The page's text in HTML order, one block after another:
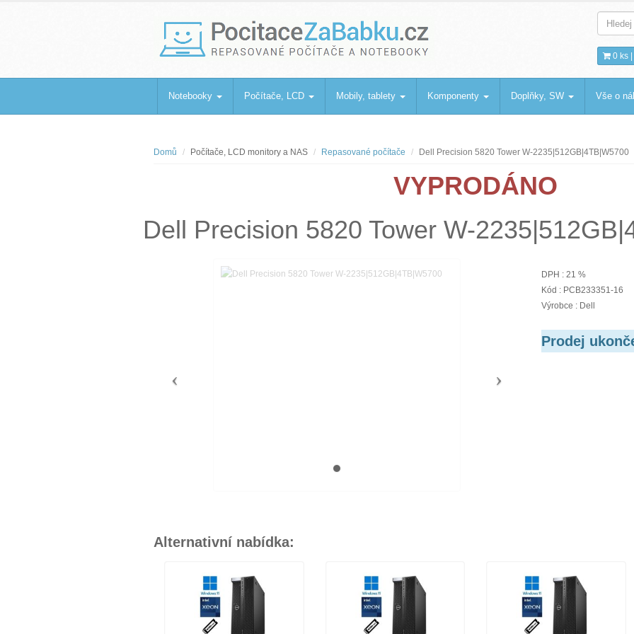
PocitaceZaBabku.cz
Repasované počítače a notebooky 0 ks |
Notebooky Počítače, LCD Mobily, tablety Komponenty Doplňky, SW Vše o
Domů Počítače, LCD monitory a NAS Repasované počítače Dell Precision 5820 Tower W-2235|512GB|4TB|W5700
VYPRODÁNO
Dell Precision 5820 Tower W-
DPH : 21 %
Kód : PCB233351-16
Výrobce : Dell
Prodej
Alternativní nabídka: